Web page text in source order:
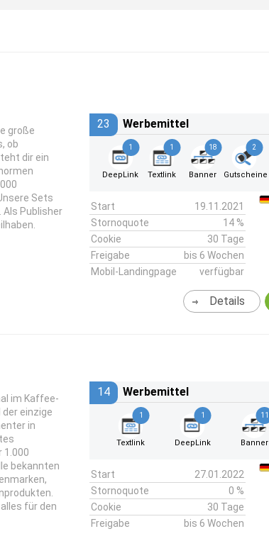
große
ob
dir ein
Sets
Als Publisher
23 Werbemittel
1
DeepLink
1
Textlink
18
Banner
2
Gutscheine
Start
19.11.2021
Stornoquote
14 %
Cookie
30 Tage
Freigabe
bis 6 Wochen
Mobil-Landingpage
verfügbar
Details
im Kaffee-
der einzige
in
1.000
bekannten
für den
14 Werbemittel
1
Textlink
1
DeepLink
11
Banner
Start
27.01.2022
Stornoquote
0 %
Cookie
30 Tage
Freigabe
bis 6 Wochen